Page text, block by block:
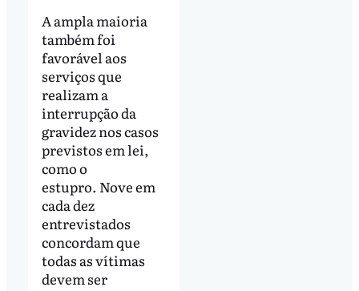
A ampla maioria
também foi
favorável aos
serviços que
realizam a
interrupção da
gravidez nos casos
previstos em lei,
como o
estupro. Nove em
cada dez
entrevistados
concordam que
todas as vítimas
devem ser